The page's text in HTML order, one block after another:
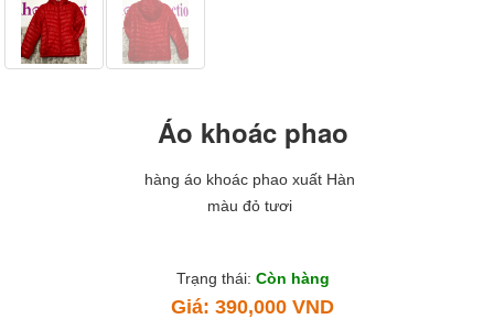
Áo khoác phao
hàng áo khoác phao xuất Hàn
màu đỏ tươi
Trạng thái: Còn hàng
Giá: 390,000 VND